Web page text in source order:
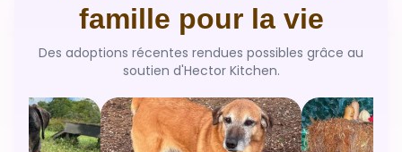
famille pour la vie
Des adoptions récentes rendues possibles grâce au
soutien d'Hector Kitchen.